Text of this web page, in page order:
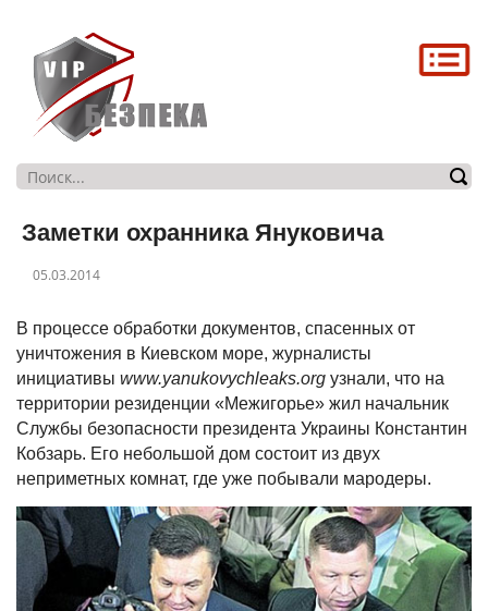
Про нас
Магазин
Контакти
Заметки охранника Януковича
05.03.2014
В процессе обработки документов, спасенных от
уничтожения в Киевском море, журналисты
инициативы www.yanukovychleaks.org узнали, что на
территории резиденции «Межигорье» жил начальник
Службы безопасности президента Украины Константин
Кобзарь. Его небольшой дом состоит из двух
неприметных комнат, где уже побывали мародеры.